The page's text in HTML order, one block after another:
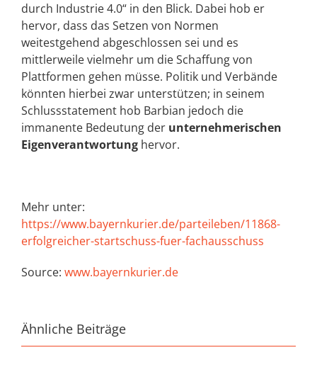
durch Industrie 4.0“ in den Blick. Dabei hob er
hervor, dass das Setzen von Normen
weitestgehend abgeschlossen sei und es
mittlerweile vielmehr um die Schaffung von
Plattformen gehen müsse. Politik und Verbände
könnten hierbei zwar unterstützen; in seinem
Schlussstatement hob Barbian jedoch die
immanente Bedeutung der unternehmerischen
Eigenverantwortung hervor.
Mehr unter:
https://www.bayernkurier.de/parteileben/11868-
erfolgreicher-startschuss-fuer-fachausschuss
Source: www.bayernkurier.de
Ähnliche Beiträge